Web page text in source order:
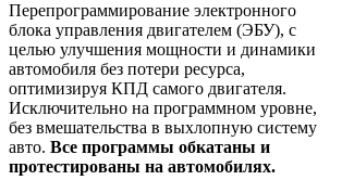
Перепрограммирование электронного
блока управления двигателем (ЭБУ), с
целью улучшения мощности и динамики
автомобиля без потери ресурса,
оптимизируя КПД самого двигателя.
Исключительно на программном уровне,
без вмешательства в выхлопную систему
авто. Все программы обкатаны и
протестированы на автомобилях.